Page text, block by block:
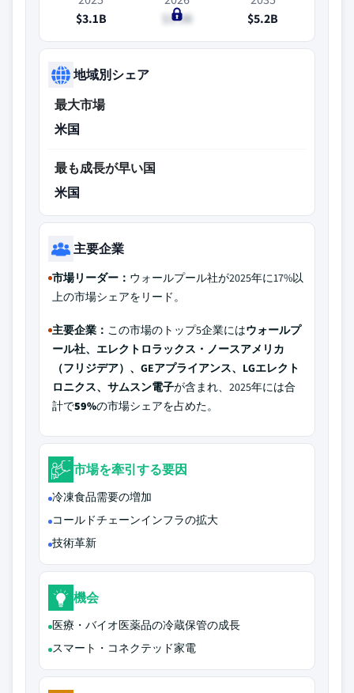
$3.1B
$3.3B
$5.2B
地域別シェア
最大市場
米国
最も成長が早い国
米国
主要企業
市場リーダー： ウォールプール社が2025年に17%以
上の市場シェアをリード。
主要企業： この市場のトップ5企業にはウォールプ
ール社、エレクトロラックス・ノースアメリカ
（フリジデア）、GEアプライアンス、LGエレクト
ロニクス、サムスン電子が含まれ、2025年には合
計で59%の市場シェアを占めた。
市場を牽引する要因
冷凍食品需要の増加
コールドチェーンインフラの拡大
技術革新
機会
医療・バイオ医薬品の冷蔵保管の成長
スマート・コネクテッド家電